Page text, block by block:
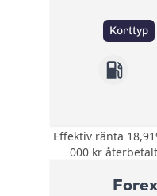
Korttyp
Effektiv ränta
000 kr